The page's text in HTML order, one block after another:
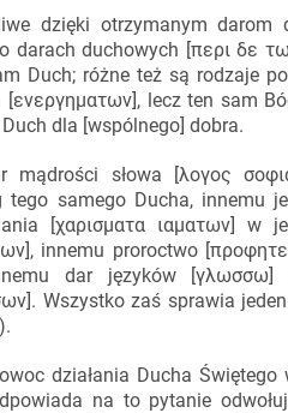
dzięki otrzymanym darom
darach duchowych [περι δε
Duch; różne też są rodzaje
[ενεργηματων], lecz ten sam
dla [wspólnego] dobra.
słowa [λογος
samego Ducha, innemu
[χαρισματα ιαματων] w
innemu proroctwo
dar języków
Wszystko zaś sprawia
działania Ducha Świętego
na to pytanie